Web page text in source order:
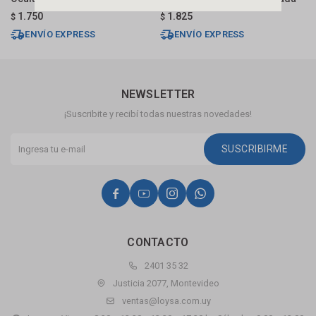
$ 1.750
ENVÍO EXPRESS
$ 1.825
ENVÍO EXPRESS
CONTACTO
2401 35 32
Justicia 2077, Montevideo
ventas@loysa.com.uy
NEWSLETTER
¡Suscribite y recibí todas nuestras novedades!
SUSCRIBIRME
   